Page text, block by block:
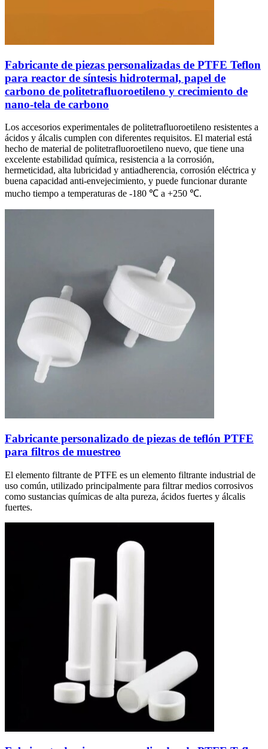
Fabricante de piezas personalizadas de PTFE Teflon
para reactor de síntesis hidrotermal, papel de
carbono de politetrafluoroetileno y crecimiento de
nano-tela de carbono
Los accesorios experimentales de politetrafluoroetileno resistentes a
ácidos y álcalis cumplen con diferentes requisitos. El material está
hecho de material de politetrafluoroetileno nuevo, que tiene una
excelente estabilidad química, resistencia a la corrosión,
hermeticidad, alta lubricidad y antiadherencia, corrosión eléctrica y
buena capacidad anti-envejecimiento, y puede funcionar durante
mucho tiempo a temperaturas de -180 ℃ a +250 ℃.
Fabricante personalizado de piezas de teflón PTFE
para filtros de muestreo
El elemento filtrante de PTFE es un elemento filtrante industrial de
uso común, utilizado principalmente para filtrar medios corrosivos
como sustancias químicas de alta pureza, ácidos fuertes y álcalis
fuertes.